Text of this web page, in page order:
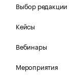
Выбор редакции
Кейсы
Вебинары
Мероприятия